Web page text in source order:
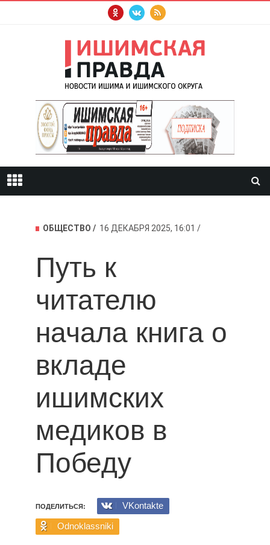
ОБЩЕСТВО 16 ДЕКАБРЯ 2025, 16:01
Путь к
читателю
начала книга о
вкладе
ишимских
медиков в
Победу
ПОДЕЛИТЬСЯ:
VKontakte
Odnoklassniki